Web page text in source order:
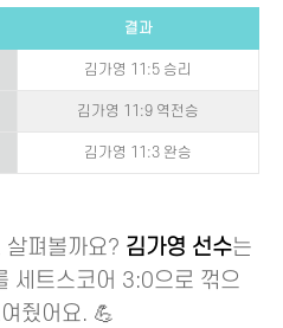
결과
김가영 11:5 승리
김가영 11:9 역전승
김가영 11:3 완승
살펴볼까요? 김가영 선수는
세트스코어 3:0으로 꺾으
줬어요. 💪